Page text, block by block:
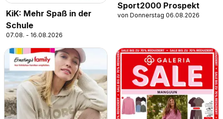
KiK: Mehr Spaß in der
Schule
07.08. - 16.08.2026
Sport2000 Prospekt
von Donnerstag 06.08.2026